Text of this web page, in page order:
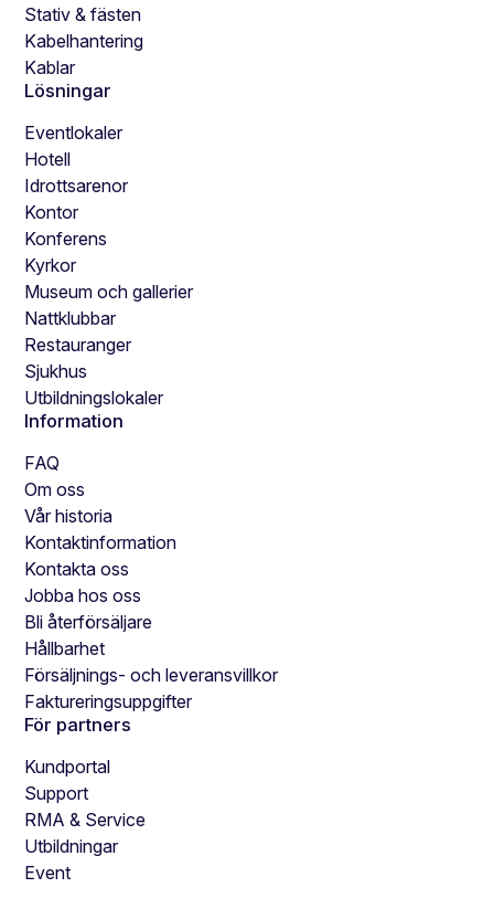
Stativ & fästen
Kabelhantering
Kablar
Lösningar
Eventlokaler
Hotell
Idrottsarenor
Kontor
Konferens
Kyrkor
Museum och gallerier
Nattklubbar
Restauranger
Sjukhus
Utbildningslokaler
Information
FAQ
Om oss
Vår historia
Kontaktinformation
Kontakta oss
Jobba hos oss
Bli återförsäljare
Hållbarhet
Försäljnings- och leveransvillkor
Faktureringsuppgifter
För partners
Kundportal
Support
RMA & Service
Utbildningar
Event